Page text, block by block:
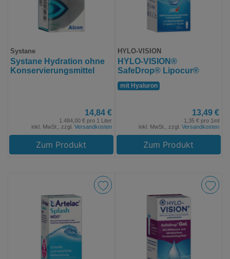
Systane
Systane Hydration ohne
Konservierungsmittel
14,84 €
1.484,00 € pro 1 Liter
inkl. MwSt., zzgl. Versandkosten
Zum Produkt
HYLO-VISION
HYLO-VISION®
SafeDrop® Lipocur®
mit Hyaluron
13,49 €
1,35 € pro 1ml
inkl. MwSt., zzgl. Versandkosten
Zum Produkt